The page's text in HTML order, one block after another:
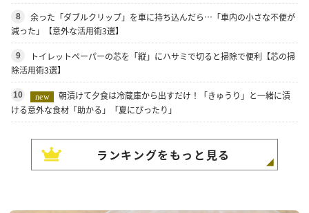
8
余った「ダブルクリップ」を車に持ち込んだら…「車内の小さな不便が
減った」【意外な活用術3選】
9
トイレットペーパーの芯を「縦」にハサミで切ると掃除で便利【芯の掃
除活用術3選】
10 new
朝漬けて夕食は冷蔵庫から出すだけ！「きゅうり」と一緒に漬
ける意外な食材「助かる」「夏にぴったり」
ランキングをもっと見る